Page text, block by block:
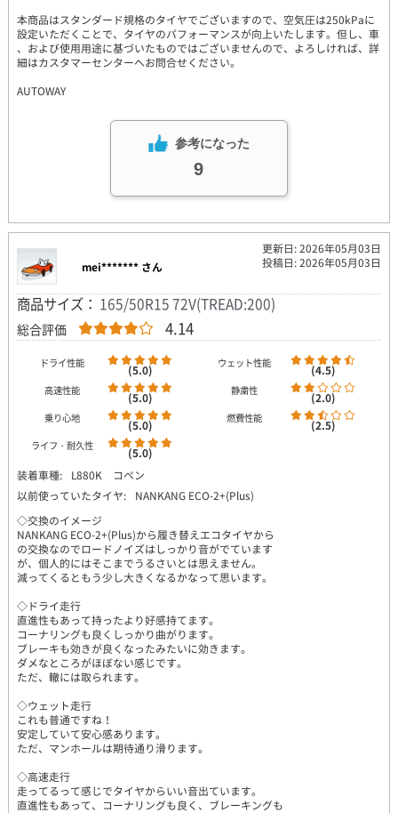
本商品はスタンダード規格のタイヤでございますので、空気圧は250kPaに
設定いただくことで、タイヤのパフォーマンスが向上いたします。但し、車
、および使用用途に基づいたものではございませんので、よろしければ、詳
細はカスタマーセンターへお問合せください。
AUTOWAY
参考になった
9
更新日: 2026年05月03日
投稿日: 2026年05月03日
mei******* さん
商品サイズ： 165/50R15 72V(TREAD:200)
総合評価 4.14
ドライ性能 (5.0) ウェット性能 (4.5)
高速性能 (5.0) 静粛性 (2.0)
乗り心地 (5.0) 燃費性能 (2.5)
ライフ・耐久性
(5.0)
装着車種:
L880K コペン
以前使っていたタイヤ:
NANKANG ECO-2+(Plus)
◇交換のイメージ
NANKANG ECO-2+(Plus)から履き替えエコタイヤから
の交換なのでロードノイズはしっかり音がでています
が、個人的にはそこまでうるさいとは思えません。
減ってくるともう少し大きくなるかなって思います。
◇ドライ走行
直進性もあって持ったより好感持てます。
コーナリングも良くしっかり曲がります。
ブレーキも効きが良くなったみたいに効きます。
ダメなところがほぼない感じです。
ただ、轍には取られます。
◇ウェット走行
これも普通ですね！
安定していて安心感あります。
ただ、マンホールは期待通り滑ります。
◇高速走行
走ってるって感じでタイヤからいい音出ています。
直進性もあって、コーナリングも良く、ブレーキングも